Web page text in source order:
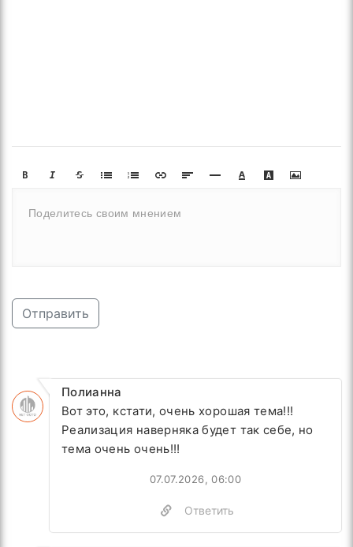
Отправить
Полианна
Вот это, кстати, очень хорошая тема!!!
Реализация наверняка будет так себе, но
тема очень очень!!!
07.07.2026, 06:00
Ответить